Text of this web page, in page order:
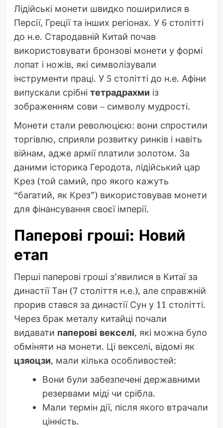
Лідійські монети швидко поширилися в
Персії, Греції та інших регіонах. У 6 столітті
до н.е. Стародавній Китай почав
використовувати бронзові монети у формі
лопат і ножів, які символізували
інструменти праці. У 5 столітті до н.е. Афіни
випускали срібні тетрадрахми із
зображенням сови – символу мудрості.
Монети стали революцією: вони спростили
торгівлю, сприяли розвитку ринків і навіть
війнам, адже армії платили золотом. За
даними історика Геродота, лідійський цар
Крез (той самий, про якого кажуть
“багатий, як Крез”) використовував монети
для фінансування своєї імперії.
Паперові гроші: Новий
етап
Перші паперові гроші з’явилися в Китаї за
династії Тан (7 століття н.е.), але справжній
прорив стався за династії Сун у 11 столітті.
Через брак металу китайці почали
видавати паперові векселі, які можна було
обміняти на монети. Ці векселі, відомі як
цзяоцзи, мали кілька особливостей:
Вони були забезпечені державними
резервами міді чи срібла.
Мали термін дії, після якого втрачали
цінність.